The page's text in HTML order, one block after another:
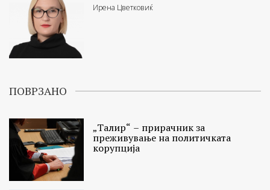
Ирена Цветковиќ
ПОВРЗАНО
„Талир“ – прирачник за
преживување на политичката
корупција